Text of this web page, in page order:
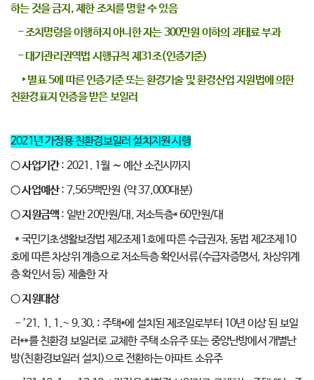
하는 것을 금지, 제한 조치를 명할 수 있음
- 조치명령을 이행하지 아니한 자는 300만원 이하의 과태료 부과
- 대기관리권역법 시행규칙 제31조(인증기준)
‣ 별표 5에 따른 인증기준 또는 환경기술 및 환경산업 지원법에 의한
친환경표지 인증을 받은 보일러
2021년 가정용 친환경보일러 설치지원 시행
○사업기간: 2021. 1월 ∼ 예산 소진시까지
○사업예산: 7,565백만원 (약 37,000대분)
○지원금액 : 일반 20만원/대, 저소득층* 60만원/대
* 국민기초생활보장법 제2조제1호에 따른 수급권자, 동법 제2조제10
호에 따른 차상위 계층으로 저소득층 확인서류(수급자증명서, 차상위계
층 확인서 등) 제출한 자
○지원대상
- ’21. 1. 1.~ 9.30. : 주택*에 설치된 제조일로부터 10년 이상 된 보일
러**를 친환경 보일러로 교체한 주택 소유주 또는 중앙난방에서 개별난
방(친환경보일러 설치)으로 전환하는 아파트 소유주